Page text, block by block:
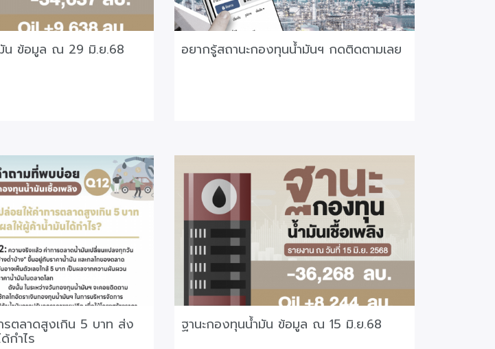
น ข้อมูล ณ 29 มิ.ย.68 อยากรู้สถานะกองทุนน้ำมันฯ กดติดตามเลย
รตลาดสูงเกิน 5 บาท ส่ง
กำไร
ฐานะกองทุนน้ำมัน ข้อมูล ณ 15 มิ.ย.68